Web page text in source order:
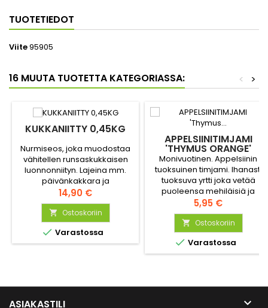
TUOTETIEDOT
Viite95905
16 MUUTA TUOTETTA KATEGORIASSA: >
<
KUKKANIITTY 0,45KG
Nurmiseos, joka muodostaa
vähitellen runsaskukkaisen
luonnonniityn. Lajeina mm.
päivänkakkara ja
ruiskaunokki. Aika näyttää,
mitkä kukat viihtyvät
kasvupaikalla parhaiten.
Kukkaniitty sopii myös kuiviin
ja varjoisiin paikkoihin.
Hinta
14,90 €
 Ostoskoriin
 Varastossa
APPELSIINITIMJAMI
'THYMUS ORANGE'
Monivuotinen. Appelsiinin
tuoksuinen timjami. Ihanasti
tuoksuva yrtti joka vetää
puoleensa mehiläisiä ja
perhosia. Kasvi saa kauniit
harmaan sävyiset lehdet ja
vaaleanpunaiset kukat heinä
- syyskuussa.
Hinta
5,95 €
 Ostoskoriin
 Varastossa
ASIAKASTILI 